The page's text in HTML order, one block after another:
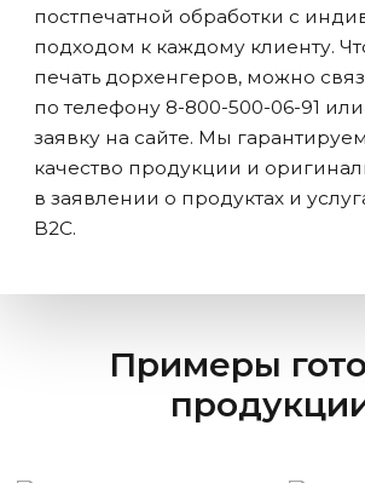
постпечатной обработки с
подходом к каждому клиенту.
печать дорхенгеров, можно
по телефону 8-800-500-06-91
заявку на сайте. Мы
качество продукции и
в заявлении о продуктах и
B2C.
Примеры